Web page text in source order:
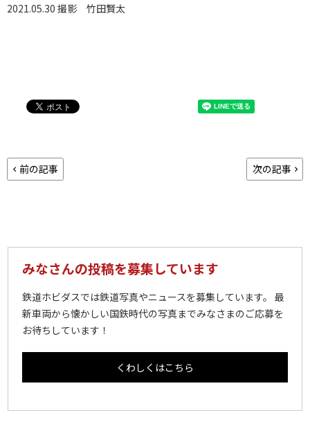
2021.05.30 撮影 竹田賢太
前の記事 次の記事
みなさんの投稿を募集しています
鉄道ホビダスでは鉄道写真やニュースを募集しています。 最
新車両から懐かしい国鉄時代の写真までみなさまのご応募を
お待ちしています！
くわしくはこちら